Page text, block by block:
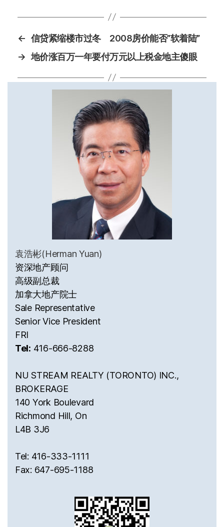
← 信贷紧缩楼市过冬 2008房价能否”软着陆”
→ 地价涨百万一年要付万元以上税金地主傻眼
袁浩彬(Herman Yuan)
资深地产顾问
高级副总裁
加拿大地产院士
Sale Representative
Senior Vice President
FRI
Tel: 416-666-8288
NU STREAM REALTY (TORONTO) INC.,
BROKERAGE
140 York Boulevard
Richmond Hill, On
L4B 3J6
Tel: 416-333-1111
Fax: 647-695-1188